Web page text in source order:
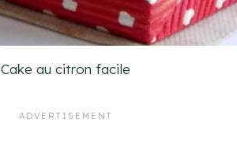
Cake au citron facile